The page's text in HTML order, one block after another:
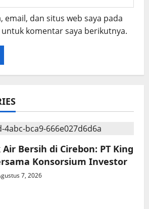
email, dan situs web saya pada
komentar saya berikutnya.
Bersih di Cirebon: PT King
Konsorsium Investor
7, 2026